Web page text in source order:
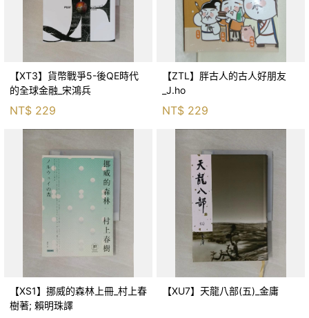
【XT3】貨幣戰爭5-後QE時代
的全球金融_宋鴻兵
NT$ 229
【ZTL】胖古人的古人好朋友
_J.ho
NT$ 229
【XS1】挪威的森林上冊_村上春
樹著; 賴明珠譯
【XU7】天龍八部(五)_金庸